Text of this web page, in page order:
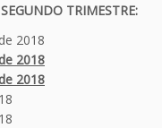
TRIMESTRE:
2018
2018
2018